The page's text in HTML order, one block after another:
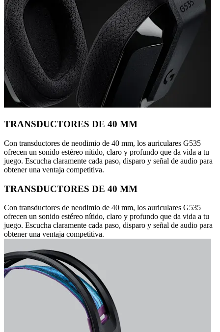
TRANSDUCTORES DE 40 MM
Con transductores de neodimio de 40 mm, los auriculares G535
ofrecen un sonido estéreo nítido, claro y profundo que da vida a tu
juego. Escucha claramente cada paso, disparo y señal de audio para
obtener una ventaja competitiva.
TRANSDUCTORES DE 40 MM
Con transductores de neodimio de 40 mm, los auriculares G535
ofrecen un sonido estéreo nítido, claro y profundo que da vida a tu
juego. Escucha claramente cada paso, disparo y señal de audio para
obtener una ventaja competitiva.